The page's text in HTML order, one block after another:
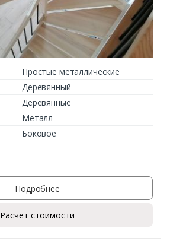
Простые металлические
Деревянный
Деревянные
Металл
Боковое
Подробнее
Расчет стоимости